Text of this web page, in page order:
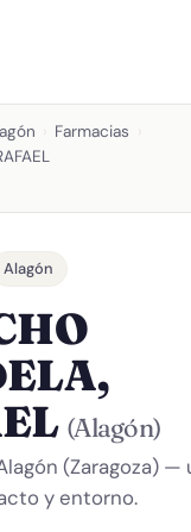
Farmacias
Alagón
(Alagón)
(Zaragoza)
y entorno.